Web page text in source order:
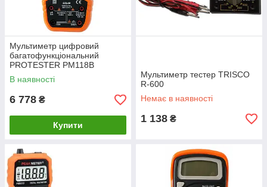
Мультиметр цифровий
багатофункціональний
PROTESTER PM118B
В наявності
6 778 ₴
Купити
Мультиметр тестер TRISCO
R-600
Немає в наявності
1 138 ₴